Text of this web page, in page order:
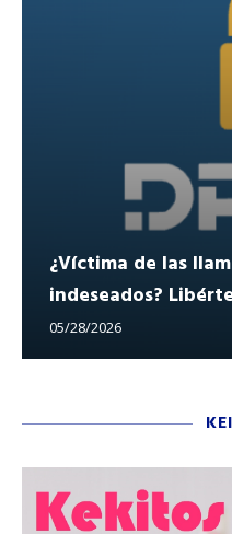
¿Víctima de las
indeseados?
05/28/2026